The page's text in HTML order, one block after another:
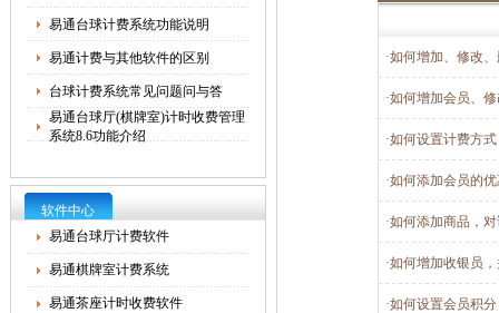
易通台球计费系统功能说明
易通计费与其他软件的区别
台球计费系统常见问题问与答
易通台球厅(棋牌室)计时收费管理
系统8.6功能介绍
软件中心
易通台球厅计费软件
易通棋牌室计费系统
易通茶座计时收费软件
·如何增加、修改
·如何增加会员、
·如何设置计费方
·如何添加会员的
·如何添加商品，
·如何增加收银员
·如何设置会员积